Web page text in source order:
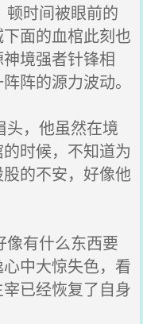
时间被眼前的
面的血棺此刻也
境强者针锋相
阵的源力波动。
，他虽然在境
时候，不知道为
的不安，好像他
有什么东西要
中大惊失色，看
已经恢复了自身